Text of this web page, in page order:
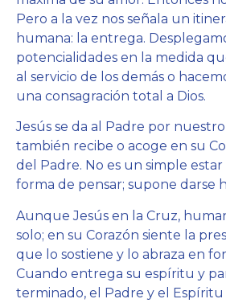
Pero a la vez nos señala un
humana: la entrega.
potencialidades en la medida
al servicio de los demás o
una consagración total a Dios.
Jesús se da al Padre por
también recibe o acoge en su
del Padre. No es un simple
forma de pensar; supone darse
Aunque Jesús en la Cruz,
solo; en su Corazón siente la
que lo sostiene y lo abraza en
Cuando entrega su espíritu y
terminado, el Padre y el Espíritu